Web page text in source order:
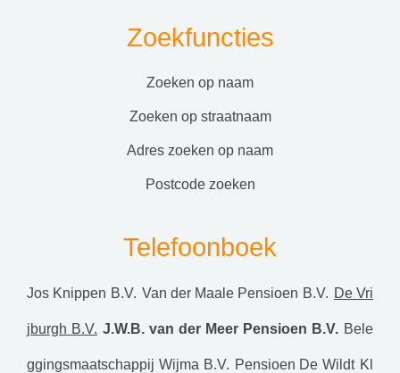
Zoekfuncties
zoeken op naam
zoeken op straatnaam
adres zoeken op naam
postcode zoeken
Telefoonboek
Jos Knippen B.V. Van der Maale Pensioen B.V. De Vri
jburgh B.V. J.W.B. van der Meer Pensioen B.V. Bele
ggingsmaatschappij Wijma B.V. Pensioen De Wildt Kl